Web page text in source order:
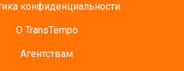
конфиденциальности
О TransTempo
Агентствам